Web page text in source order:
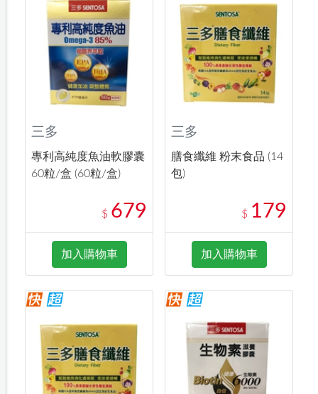
三多
專利高純度魚油軟膠囊
60粒/盒 (60粒/盒)
$ 679
加入購物車
三多
膳食纖維 粉末食品 (14
包)
$ 179
加入購物車